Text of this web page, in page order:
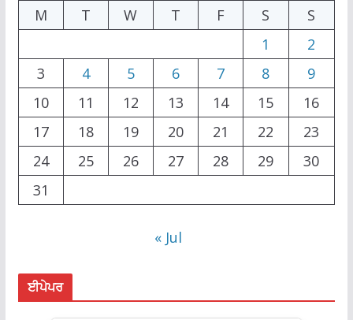
M
T W T F S
S
1
2
3
4 5 6 7 8
9
10
11 12 13 14 15
16
17
18 19 20 21 22
23
24
25 26 27 28 29
30
31
« Jul
ਈਪੇਪਰ